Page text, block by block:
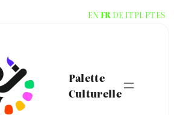
Palette
Culturelle
EN FR DE ITPL PTES